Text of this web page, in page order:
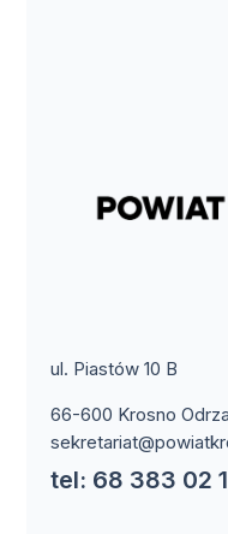
ul. Piastów 10 B
66-600 Krosno
tel: 68 383 02